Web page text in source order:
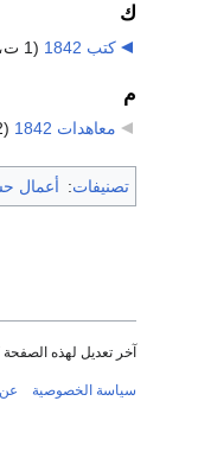
ك
كتب 1842 (1 ت، 1 ص)
م
معاهدات 1842 (2 ص)
تصنيفات: أعمال
آخر تعديل لهذه الصفحة كان في 22:57,
سياسة الخصوصية عن